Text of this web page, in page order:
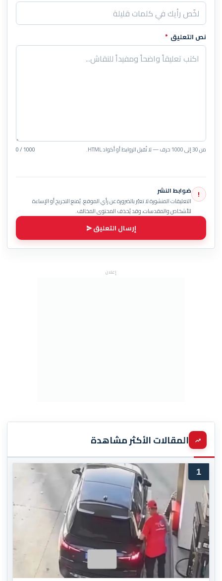
نص التعليق *
من 30 إلى 1000 حرف — لا تُقبل الروابط أو أكواد HTML. 0 / 1000
! ضوابط النشر
التعليقات المنشورة لا تعبّر بالضرورة عن رأي الموقع. يُمنع التجريح أو الإساءة
للأشخاص والمقدسات، وقد يُحذف المحتوى المخالف.
إرسال التعليق
إعلان
المقالات الأكثر مشاهدة
1